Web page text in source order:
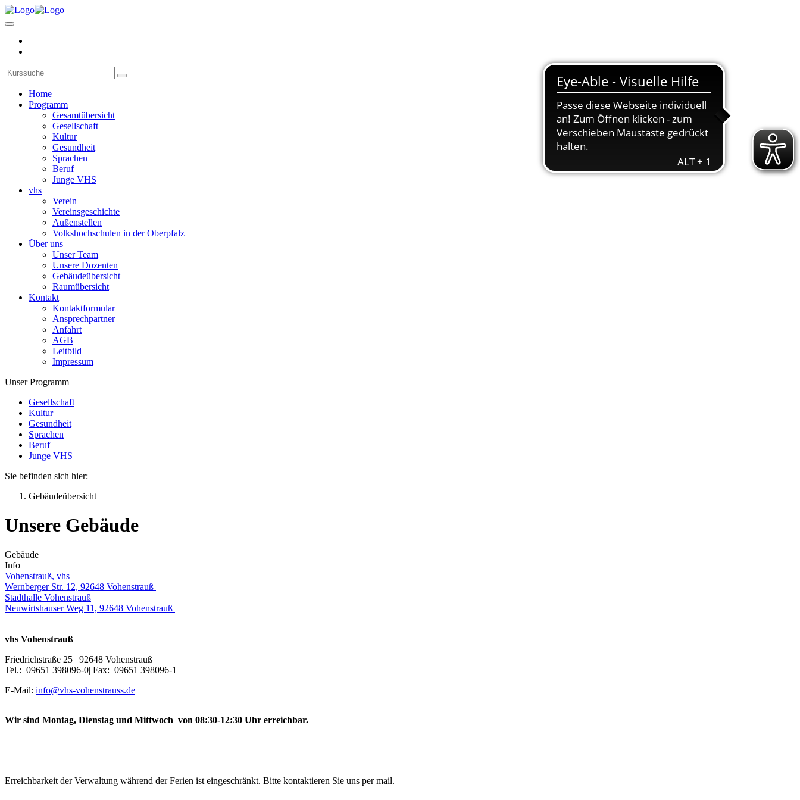
Home
Programm
Gesamtübersicht
Gesellschaft
Kultur
Gesundheit
Sprachen
Beruf
Junge VHS
vhs
Verein
Vereinsgeschichte
Außenstellen
Volkshochschulen in der Oberpfalz
Über uns
Unser Team
Unsere Dozenten
Gebäudeübersicht
Raumübersicht
Kontakt
Kontaktformular
Ansprechpartner
Anfahrt
AGB
Leitbild
Impressum
Unser Programm
Gesellschaft
Kultur
Gesundheit
Sprachen
Beruf
Junge VHS
Sie befinden sich hier:
Gebäudeübersicht
Unsere Gebäude
Gebäude
Info
Vohenstrauß, vhs
Wernberger Str. 12, 92648 Vohenstrauß
Stadthalle Vohenstrauß
Neuwirtshauser Weg 11, 92648 Vohenstrauß
vhs Vohenstrauß
Friedrichstraße 25 | 92648 Vohenstrauß
Tel.: 09651 398096-0| Fax: 09651 398096-1
E-Mail: info@vhs-vohenstrauss.de
Wir sind Montag, Dienstag und Mittwoch von 08:30-12:30 Uhr erreichbar.
Erreichbarkeit der Verwaltung während der Ferien ist eingeschränkt. Bitte kontaktieren Sie uns per mail.